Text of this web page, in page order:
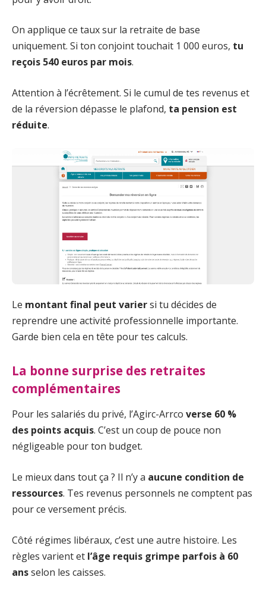
On applique ce taux sur la retraite de base
uniquement. Si ton conjoint touchait 1 000 euros, tu
reçois 540 euros par mois.
Attention à l’écrêtement. Si le cumul de tes revenus et
de la réversion dépasse le plafond, ta pension est
réduite.
Le montant final peut variersi tu décides de
reprendre une activité professionnelle importante.
Garde bien cela en tête pour tes calculs.
La bonne surprise des retraites
complémentaires
Pour les salariés du privé, l’Agirc-Arrco verse 60 %
des points acquis. C’est un coup de pouce non
négligeable pour ton budget.
Le mieux dans tout ça ? Il n’y a aucune condition de
ressources. Tes revenus personnels ne comptent pas
pour ce versement précis.
Côté régimes libéraux, c’est une autre histoire. Les
règles varient et l’âge requis grimpe parfois à 60
ansselon les caisses.